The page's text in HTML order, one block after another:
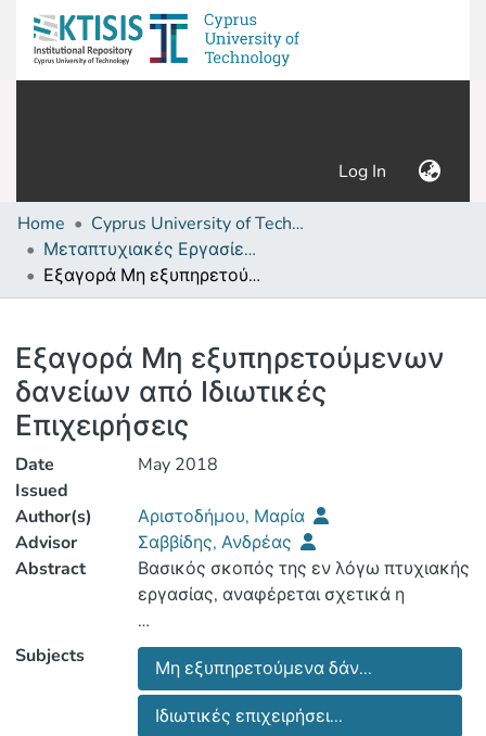
Log In (current)
Home
Cyprus University of Technology (Research Output)
Μεταπτυχιακές Εργασίες/ Master's thesis
Εξαγορά Μη εξυπηρετούμενων δανείων από Ιδιωτικές Επιχειρήσεις
Εξαγορά Μη εξυπηρετούμενων
δανείων από Ιδιωτικές
Επιχειρήσεις
Date
Issued
May 2018
Author(s)
Αριστοδήμου, Μαρία
Advisor
Σαββίδης, Ανδρέας
Abstract
Βασικός σκοπός της εν λόγω πτυχιακής
εργασίας, αναφέρεται σχετικά η
συλλογή, αξιολόγηση και συζήτηση
στοιχείων στο πλαίσιο της ανάλυσης
των
Subjects
Μη εξυπηρετούμενα δάν...
Ιδιωτικές επιχειρήσει...